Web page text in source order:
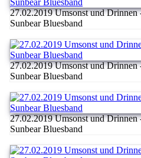
27.02.2019 Umsonst und
Sunbear Bluesband
27.02.2019 Umsonst und
Sunbear Bluesband
27.02.2019 Umsonst und
Sunbear Bluesband